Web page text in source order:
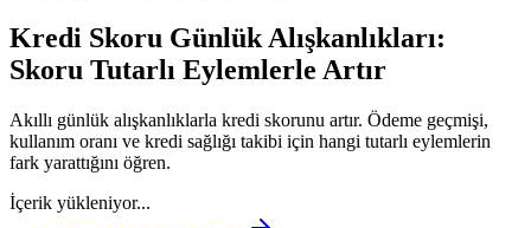
Kredi Skoru Günlük Alışkanlıkları:
Skoru Tutarlı Eylemlerle Artır
Akıllı günlük alışkanlıklarla kredi skorunu artır. Ödeme geçmişi,
kullanım oranı ve kredi sağlığı takibi için hangi tutarlı eylemlerin
fark yarattığını öğren.
İçerik yükleniyor...